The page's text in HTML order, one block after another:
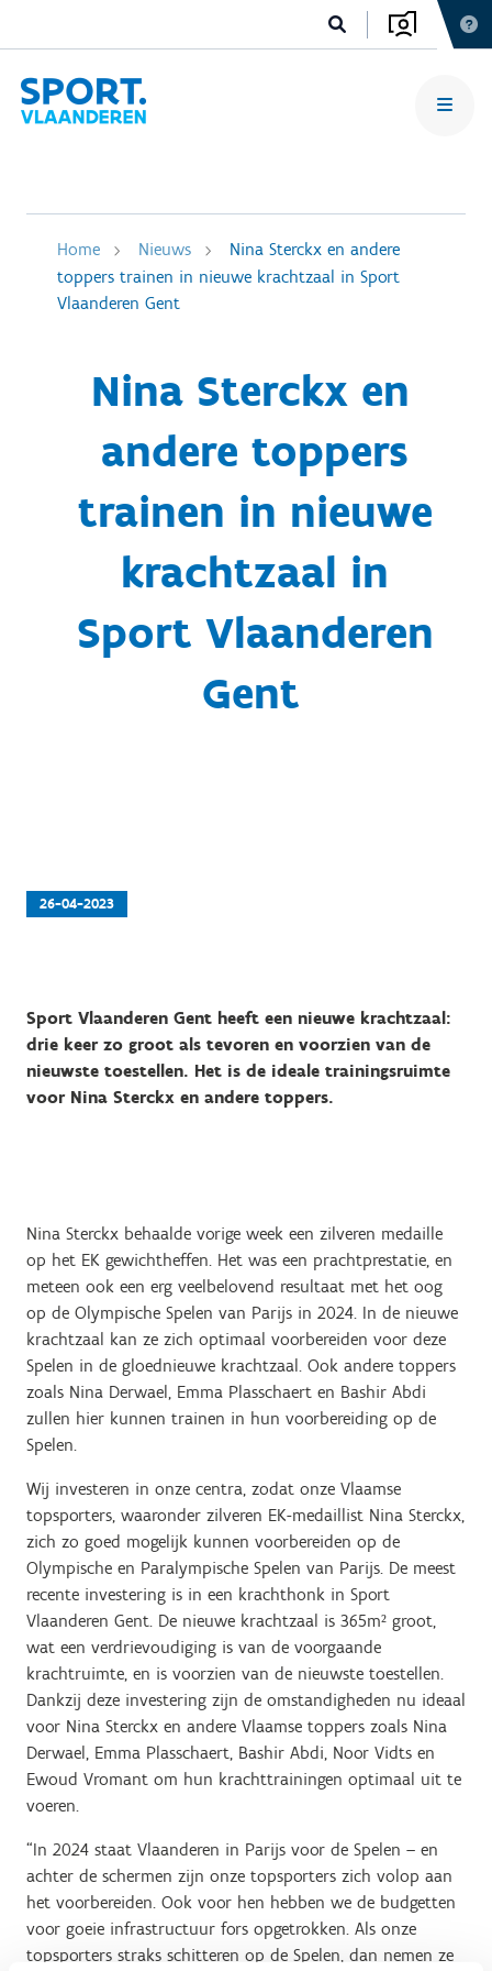
Home Nieuws
Nina Sterckx en andere
toppers trainen in nieuwe krachtzaal in Sport
Vlaanderen Gent
Nina Sterckx en
andere toppers
trainen in nieuwe
krachtzaal in
Sport Vlaanderen
Gent
26-04-2023
Sport Vlaanderen Gent heeft een nieuwe krachtzaal:
drie keer zo groot als tevoren en voorzien van de
nieuwste toestellen. Het is de ideale trainingsruimte
voor Nina Sterckx en andere toppers.
Nina Sterckx behaalde vorige week een zilveren medaille
op het EK gewichtheffen. Het was een prachtprestatie, en
meteen ook een erg veelbelovend resultaat met het oog
op de Olympische Spelen van Parijs in 2024. In de nieuwe
krachtzaal kan ze zich optimaal voorbereiden voor deze
Spelen in de gloednieuwe krachtzaal. Ook andere toppers
zoals Nina Derwael, Emma Plasschaert en Bashir Abdi
zullen hier kunnen trainen in hun voorbereiding op de
Spelen.
Wij investeren in onze centra, zodat onze Vlaamse
topsporters, waaronder zilveren EK-medaillist Nina Sterckx,
zich zo goed mogelijk kunnen voorbereiden op de
Olympische en Paralympische Spelen van Parijs. De meest
recente investering is in een krachthonk in Sport
Vlaanderen Gent. De nieuwe krachtzaal is 365m² groot,
wat een verdrievoudiging is van de voorgaande
krachtruimte, en is voorzien van de nieuwste toestellen.
Dankzij deze investering zijn de omstandigheden nu ideaal
voor Nina Sterckx en andere Vlaamse toppers zoals Nina
Derwael, Emma Plasschaert, Bashir Abdi, Noor Vidts en
Ewoud Vromant om hun krachttrainingen optimaal uit te
voeren.
“In 2024 staat Vlaanderen in Parijs voor de Spelen – en
achter de schermen zijn onze topsporters zich volop aan
het voorbereiden. Ook voor hen hebben we de budgetten
voor goeie infrastructuur fors opgetrokken. Als onze
topsporters straks schitteren op de Spelen, dan nemen ze